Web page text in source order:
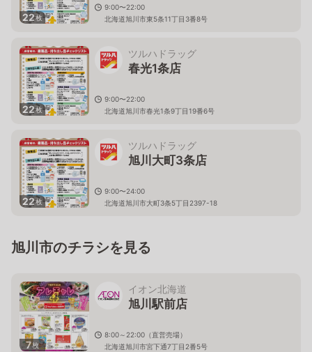
22枚
9:00〜22:00
北海道旭川市東5条11丁目3番8号
22枚
ツルハドラッグ
春光1条店
9:00〜22:00
北海道旭川市春光1条9丁目19番6号
22枚
ツルハドラッグ
旭川大町3条店
9:00〜24:00
北海道旭川市大町3条5丁目2397-18
旭川市のチラシを見る
7枚
イオン北海道
旭川駅前店
8:00～22:00（直営売場）
北海道旭川市宮下通7丁目2番5号